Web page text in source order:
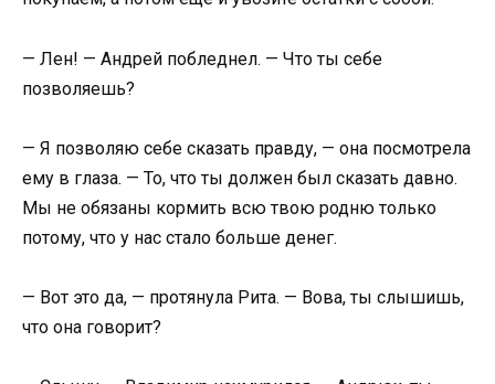
— Лен! — Андрей побледнел. — Что ты себе
позволяешь?
— Я позволяю себе сказать правду, — она посмотрела
ему в глаза. — То, что ты должен был сказать давно.
Мы не обязаны кормить всю твою родню только
потому, что у нас стало больше денег.
— Вот это да, — протянула Рита. — Вова, ты слышишь,
что она говорит?